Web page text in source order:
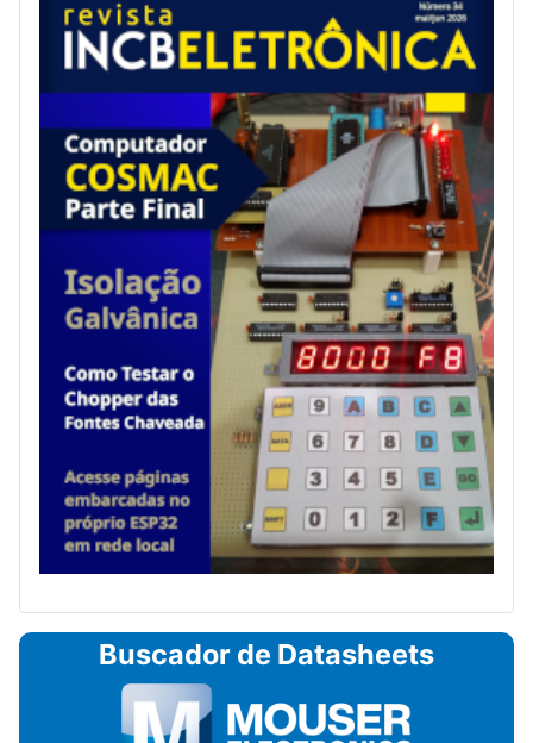
Buscador de Datasheets